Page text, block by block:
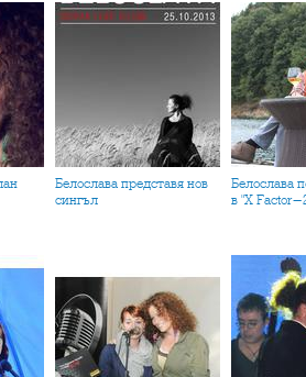
Белослава представя нов
сингъл
Белослава помага на Заки
в "X Factor-